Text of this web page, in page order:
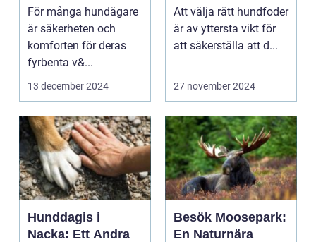
För många hundägare
är säkerheten och
komforten för deras
fyrbenta v&...
13 december 2024
fyrbenta vän
Att välja rätt hundfoder
är av yttersta vikt för
att säkerställa att d...
27 november 2024
Hunddagis i
Nacka: Ett Andra
Besök Moosepark:
En Naturnära